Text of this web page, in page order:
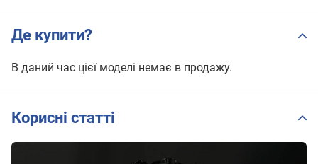
Де купити?
В даний час цієї моделі немає в продажу.
Корисні статті